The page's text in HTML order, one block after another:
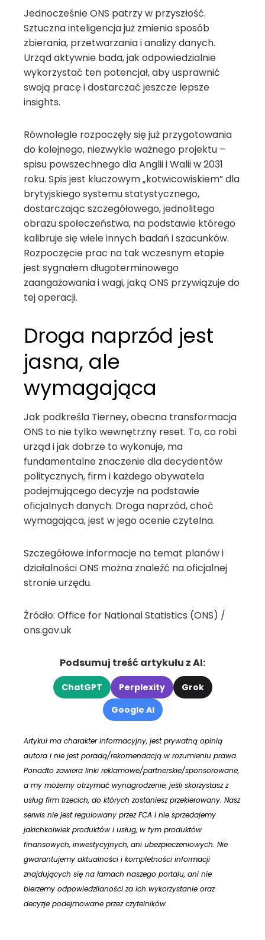
Jednocześnie ONS patrzy w przyszłość.
Sztuczna inteligencja już zmienia sposób
zbierania, przetwarzania i analizy danych.
Urząd aktywnie bada, jak odpowiedzialnie
wykorzystać ten potencjał, aby usprawnić
swoją pracę i dostarczać jeszcze lepsze
insights.
Równolegle rozpoczęły się już przygotowania
do kolejnego, niezwykle ważnego projektu –
spisu powszechnego dla Anglii i Walii w 2031
roku. Spis jest kluczowym „kotwicowiskiem” dla
brytyjskiego systemu statystycznego,
dostarczając szczegółowego, jednolitego
obrazu społeczeństwa, na podstawie którego
kalibruje się wiele innych badań i szacunków.
Rozpoczęcie prac na tak wczesnym etapie
jest sygnałem długoterminowego
zaangażowania i wagi, jaką ONS przywiązuje do
tej operacji.
Droga naprzód jest
jasna, ale
wymagająca
Jak podkreśla Tierney, obecna transformacja
ONS to nie tylko wewnętrzny reset. To, co robi
urząd i jak dobrze to wykonuje, ma
fundamentalne znaczenie dla decydentów
politycznych, firm i każdego obywatela
podejmującego decyzje na podstawie
oficjalnych danych. Droga naprzód, choć
wymagająca, jest w jego ocenie czytelna.
Szczegółowe informacje na temat planów i
działalności ONS można znaleźć na oficjalnej
stronie urzędu.
Źródło: Office for National Statistics (ONS) /
ons.gov.uk
Podsumuj treść artykułu z AI:
ChatGPT Perplexity
Grok
Google AI
Artykuł ma charakter informacyjny, jest prywatną opinią
autora i nie jest poradą/rekomendacją w rozumieniu prawa.
Ponadto zawiera linki reklamowe/partnerskie/sponsorowane,
a my możemy otrzymać wynagrodzenie, jeśli skorzystasz z
usług firm trzecich, do których zostaniesz przekierowany. Nasz
serwis nie jest regulowany przez FCA i nie sprzedajemy
jakichkolwiek produktów i usług, w tym produktów
finansowych, inwestycyjnych, ani ubezpieczeniowych. Nie
gwarantujemy aktualności i kompletności informacji
znajdujących się na łamach naszego portalu, ani nie
bierzemy odpowiedzilaności za ich wykorzystanie oraz
decyzje podejmowane przez czytelników.